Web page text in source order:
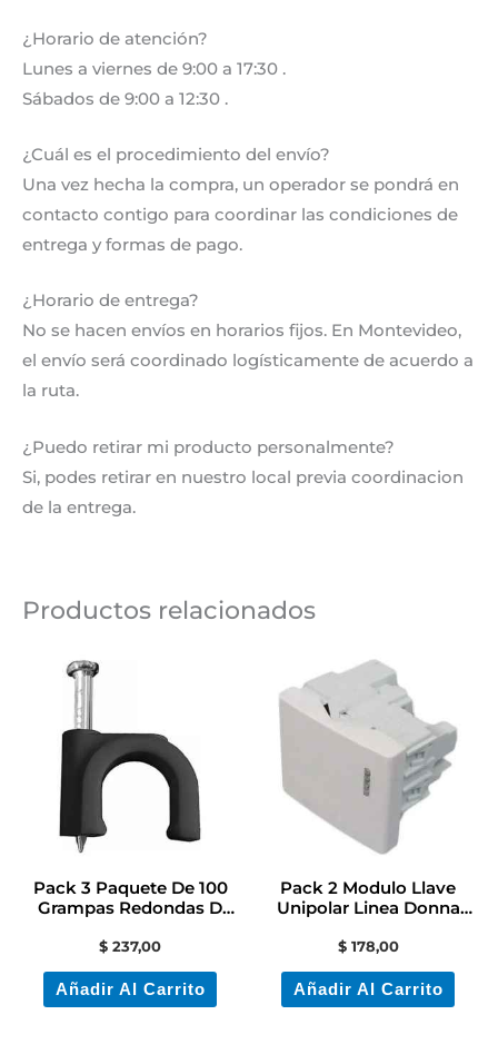
¿Horario de atención?
Lunes a viernes de 9:00 a 17:30 .
Sábados de 9:00 a 12:30 .
¿Cuál es el procedimiento del envío?
Una vez hecha la compra, un operador se pondrá en
contacto contigo para coordinar las condiciones de
entrega y formas de pago.
¿Horario de entrega?
No se hacen envíos en horarios fijos. En Montevideo,
el envío será coordinado logísticamente de acuerdo a
la ruta.
¿Puedo retirar mi producto personalmente?
Si, podes retirar en nuestro local previa coordinacion
de la entrega.
Productos relacionados
Pack 3 Paquete De 100
Grampas Redondas D
$ 237,00
Añadir Al Carrito
Pack 2 Modulo Llave
Unipolar Linea Donna
$178,00
Añadir Al Carrito